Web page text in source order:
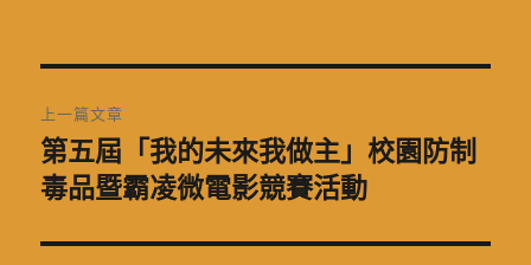
章
導
覽
上一篇文章
上
一
文
第五屆「我的未來我做主」校園防制
毒品暨霸凌微電影競賽活動